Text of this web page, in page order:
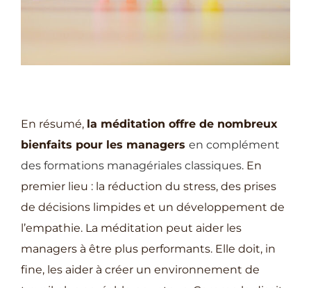
En résumé, la méditation offre de nombreux
bienfaits pour les managers en complément
des formations managériales classiques. En
premier lieu : la réduction du stress, des prises
de décisions limpides et un développement de
l’empathie. La méditation peut aider les
managers à être plus performants. Elle doit, in
fine, les aider à créer un environnement de